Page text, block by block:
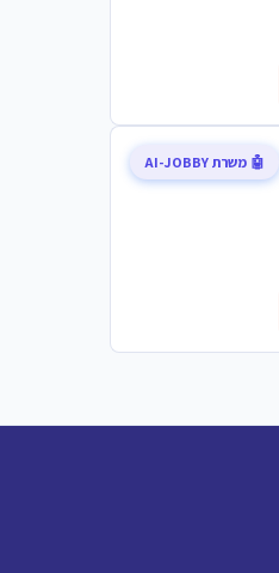
🤖 משרת AI-JOBBY